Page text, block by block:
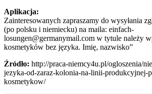
Aplikacja:
Zainteresowanych zapraszamy do wysyłania
(po polsku i niemiecku) na maila: einfach-
losungen@germanymail.com w tytule należy
kosmetyków bez języka. Imię, nazwisko”
Źródło: http://praca-niemcy4u.pl/ogloszenia/
jezyka-od-zaraz-kolonia-na-linii-produkcyjnej-
kosmetykow/